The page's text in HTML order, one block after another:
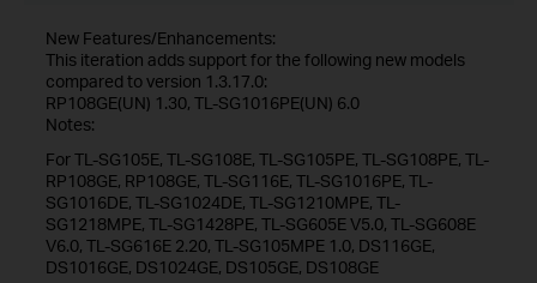
New Features/Enhancements:
This iteration adds support for the following new models
compared to version 1.3.17.0:
RP108GE(UN) 1.30, TL-SG1016PE(UN) 6.0
Notes:
For TL-SG105E, TL-SG108E, TL-SG105PE, TL-SG108PE, TL-
RP108GE, RP108GE, TL-SG116E, TL-SG1016PE, TL-
SG1016DE, TL-SG1024DE, TL-SG1210MPE, TL-
SG1218MPE, TL-SG1428PE, TL-SG605E V5.0, TL-SG608E
V6.0, TL-SG616E 2.20, TL-SG105MPE 1.0, DS116GE,
DS1016GE, DS1024GE, DS105GE, DS108GE